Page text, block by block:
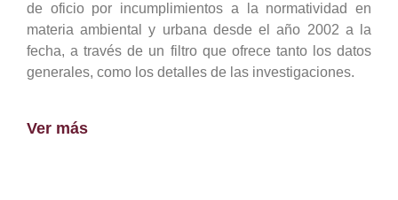
de oficio por incumplimientos a la normatividad en
materia ambiental y urbana desde el año 2002 a la
fecha, a través de un filtro que ofrece tanto los datos
generales, como los detalles de las investigaciones.
Ver más